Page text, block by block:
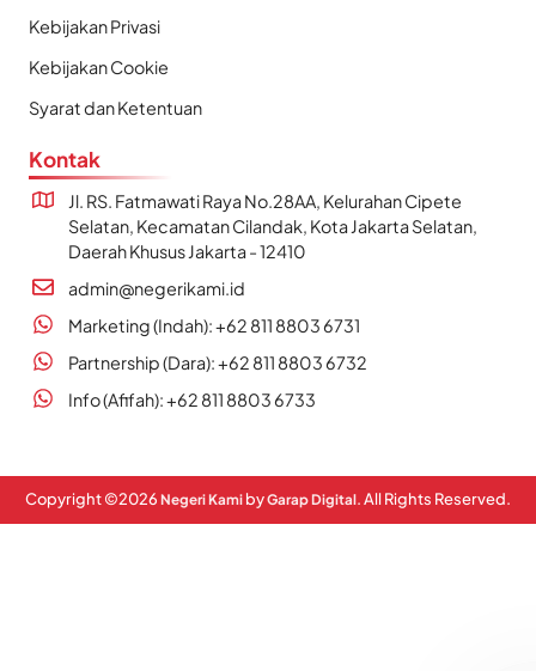
Kebijakan Privasi
Kebijakan Cookie
Syarat dan Ketentuan
Kontak
Jl. RS. Fatmawati Raya No.28AA, Kelurahan Cipete
Selatan, Kecamatan Cilandak, Kota Jakarta Selatan,
Daerah Khusus Jakarta - 12410
admin@negerikami.id
Marketing (Indah): +62 811 8803 6731
Partnership (Dara): +62 811 8803 6732
Info (Afifah): +62 811 8803 6733
Copyright ©2026 Negeri Kami byGarap Digital. All Rights Reserved.